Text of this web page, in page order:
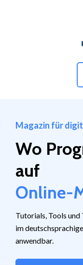
Magazin für
Wo
auf
Online-
Tutorials, Tools
im
anwendbar.